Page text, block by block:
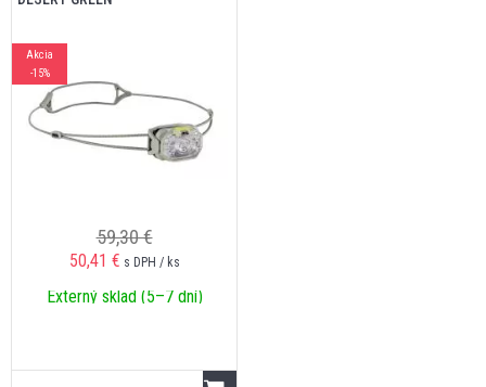
Akcia
-15%
59,30 €
50,41 € s DPH / ks
Externý sklad (5–7 dní)